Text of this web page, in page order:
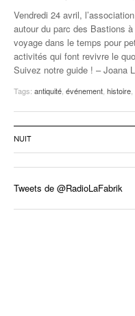
Vendredi 24 avril,
autour du parc des Bastions à
voyage dans le temps pour
activités qui font revivre le
Suivez notre guide ! – Joana
Tags: antiquité événement histoire
NUIT
Tweets de @RadioLaFabrik